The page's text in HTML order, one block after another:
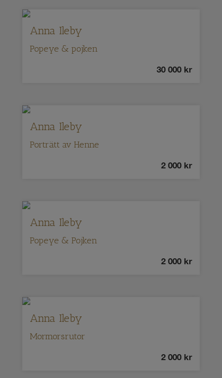
Anna Ileby
Popeye & pojken
30 000 kr
Anna Ileby
Porträtt av Henne
2 000 kr
Anna Ileby
Popeye & Pojken
2 000 kr
Anna Ileby
Mormorsrutor
2 000 kr